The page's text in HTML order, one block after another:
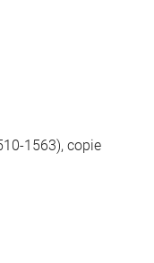
1563), copie